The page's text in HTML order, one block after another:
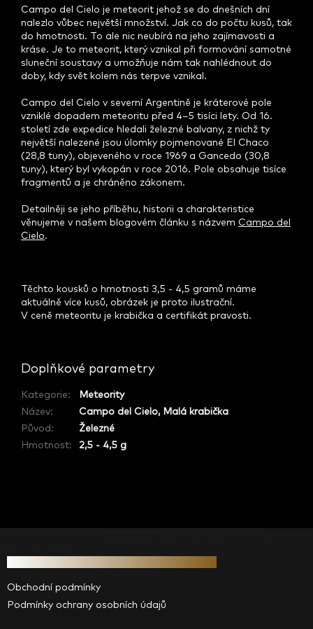
Campo del Cielo je meteorit jehož se do dnešních dní
nalezlo vůbec největší množství. Jak co do počtu kusů, tak
do hmotnosti. To ale nic neubírá na jeho zajímavosti a
kráse. Je to meteorit, který vznikal při formování samotné
sluneční soustavy a umožňuje nám tak nahlédnout do
doby, kdy svět kolem nás terpve vznikal.
Campo del Cielo v severní Argentině je kráterové pole
vzniklé dopadem meteoritu před 4–5 tisíci lety. Od 16.
století zde expedice hledali železné balvany, z nichž ty
největší nalezené jsou úlomky pojmenované El Chaco
(28,8 tuny), objeveného v roce 1969 a Gancedo (30,8
tuny), který byl vykopán v roce 2016. Pole obsahuje tisíce
fragmentů a je chráněno zákonem.
Detailněji se jeho příběhu, historii a charakteristice
věnujeme v našem blogovém článku s názvem Campo del
Cielo.
Těchto kousků o hmotnosti 3,5 - 4,5 gramů máme
aktuálně více kusů, obrázek je proto ilustrační.
V ceně meteoritu je krabička a certifikát pravosti.
Doplňkové parametry
Kategorie:
Meteority
Název:
Campo del Cielo, Malá krabička
Původ :
Železné
Hmotnost: 2,5 - 4,5 g
p
Obchodní podmínky
Podmínky ochrany osobních údajů